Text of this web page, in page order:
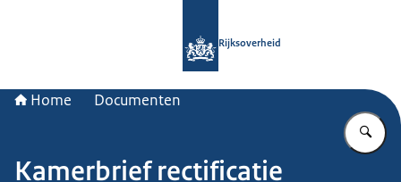
Rijksoverheid
Home Documenten
Kamerbrief rectificatie